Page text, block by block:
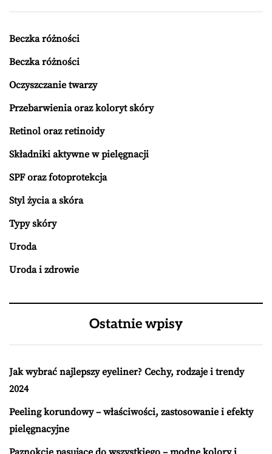
Beczka różności
Beczka różności
Oczyszczanie twarzy
Przebarwienia oraz koloryt skóry
Retinol oraz retinoidy
Składniki aktywne w pielęgnacji
SPF oraz fotoprotekcja
Styl życia a skóra
Typy skóry
Uroda
Uroda i zdrowie
Ostatnie wpisy
Jak wybrać najlepszy eyeliner? Cechy, rodzaje i trendy
2024
Peeling korundowy – właściwości, zastosowanie i efekty
pielęgnacyjne